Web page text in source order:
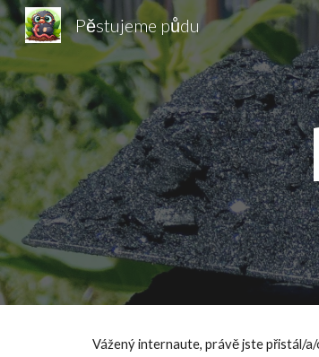
Pěstujeme půdu
Vážený internaute, právě jste přistál/